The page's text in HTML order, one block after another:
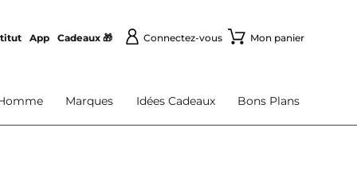
App Cadeaux 🎁 Connectez-vous Mon panier
Marques Idées Cadeaux Bons Plans